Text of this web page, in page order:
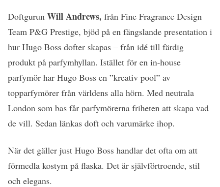
Doftgurun Will Andrews, från Fine Fragrance Design
Team P&G Prestige, bjöd på en fängslande presentation i
hur Hugo Boss dofter skapas – från idé till färdig
produkt på parfymhyllan. Istället för en in-house
parfymör har Hugo Boss en ”kreativ pool” av
topparfymörer från världens alla hörn. Med neutrala
London som bas får parfymörerna friheten att skapa vad
de vill. Sedan länkas doft och varumärke ihop.
När det gäller just Hugo Boss handlar det ofta om att
förmedla kostym på flaska. Det är självförtroende, stil
och elegans.